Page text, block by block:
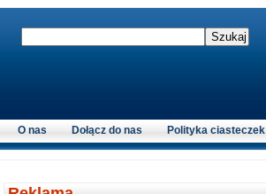
Polityka ciasteczek
Dołącz do nas
O nas